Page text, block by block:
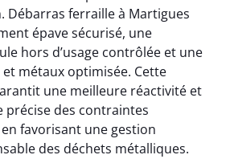
Débarras ferraille à Martigues
épave sécurisé, une
hors d’usage contrôlée et une
métaux optimisée. Cette
une meilleure réactivité et
précise des contraintes
favorisant une gestion
des déchets métalliques.